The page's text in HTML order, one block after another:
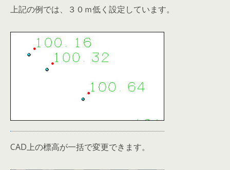
上記の例では、３０ｍ低く設定しています。
CAD上の標高が一括で変更できます。